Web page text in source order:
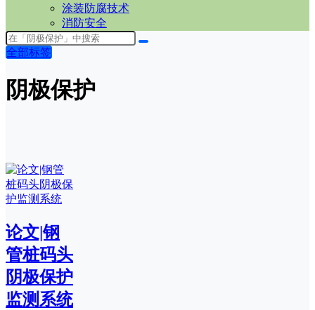
涂装防腐技术
消防安全
全部标签
阴极保护
论文|钢
管桩码头
阴极保护
监测系统